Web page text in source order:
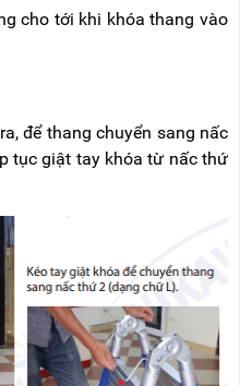
cho tới khi khóa thang vào
để thang chuyển sang nấc
tục giật tay khóa từ nấc thứ